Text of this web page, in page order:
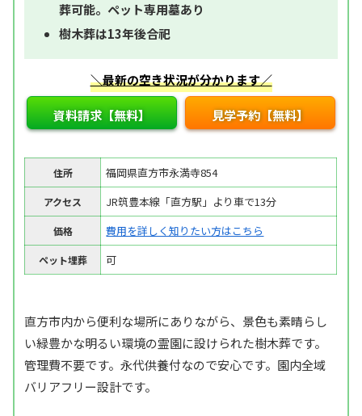
葬可能。ペット専用墓あり
樹木葬は13年後合祀
＼最新の空き状況が分かります／
資料請求【無料】 見学予約【無料】
住所 福岡県直方市永満寺854
アクセス JR筑豊本線「直方駅」より車で13分
価格 費用を詳しく知りたい方はこちら
ペット埋葬 可
直方市内から便利な場所にありながら、景色も素晴らし
い緑豊かな明るい環境の霊園に設けられた樹木葬です。
管理費不要です。永代供養付なので安心です。園内全域
バリアフリー設計です。